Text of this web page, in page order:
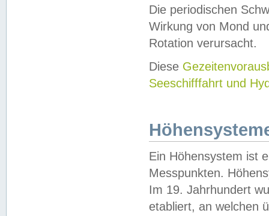
Die periodischen
Wirkung von Mond
Rotation verursacht.
Diese
Seeschifffahrt und
Ein Höhensystem ist
Messpunkten.
Im 19. Jahrhundert
etabliert, an welchen